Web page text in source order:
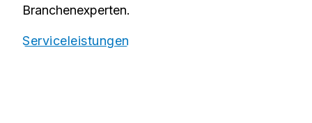
Branchenexperten.
Serviceleistungen